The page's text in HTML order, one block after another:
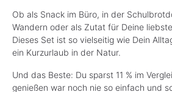
Ob als Snack im Büro, in der
Wandern oder als Zutat für Deine
Dieses Set ist so vielseitig wie Dein
ein Kurzurlaub in der Natur.
Und das Beste: Du sparst 11 % im
genießen war noch nie so einfach und